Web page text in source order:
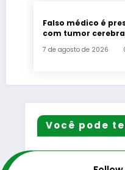
Falso médico é
com tumor
7 de agosto de 2026
Você pode